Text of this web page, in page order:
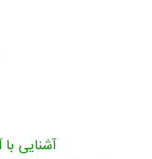
آشنایی